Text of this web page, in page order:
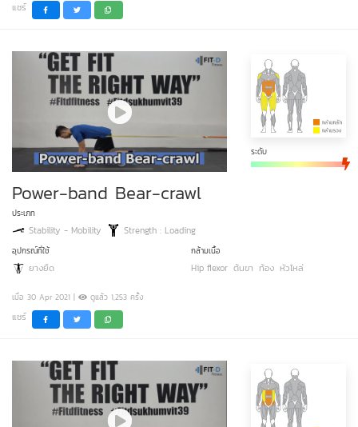
แชร์
ระดับ
Power-band Bear-crawl
ประเภท
Stability - Mobility Strength : Loading
อุปกรณ์ที่ใช้
ยางยืด
กล้ามเนื้อ
Hip flexor ต้นขา ท้อง หัวไหล่
เมื่อ 30 Apr 2021 | ดูแล้ว 1,253 ครั้ง
แชร์